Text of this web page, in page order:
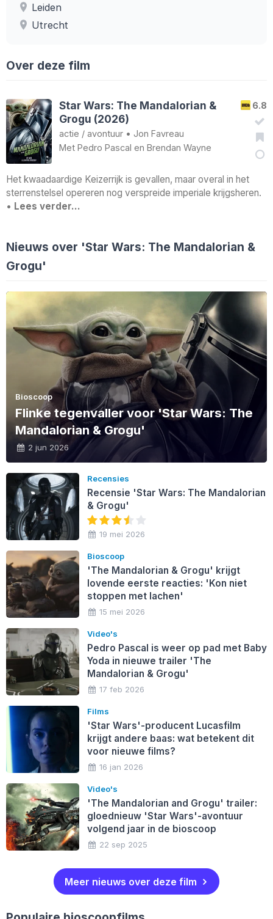
Leiden
Utrecht
Over deze film
6.8
Star Wars: The Mandalorian &
Grogu (2026)
actie / avontuur • Jon Favreau
Met Pedro Pascal en Brendan Wayne
Het kwaadaardige Keizerrijk is gevallen, maar overal in het
sterrenstelsel opereren nog verspreide imperiale krijgsheren.
• Lees verder…
Nieuws over 'Star Wars: The Mandalorian &
Grogu'
Bioscoop
Flinke tegenvaller voor 'Star Wars: The
Mandalorian & Grogu'
2 jun 2026
Recensies
Recensie 'Star Wars: The Mandalorian
& Grogu'
19 mei 2026
Bioscoop
'The Mandalorian & Grogu' krijgt
lovende eerste reacties: 'Kon niet
stoppen met lachen'
15 mei 2026
Video's
Pedro Pascal is weer op pad met Baby
Yoda in nieuwe trailer 'The
Mandalorian & Grogu'
17 feb 2026
Films
'Star Wars'-producent Lucasfilm
krijgt andere baas: wat betekent dit
voor nieuwe films?
16 jan 2026
Video's
'The Mandalorian and Grogu' trailer:
gloednieuw 'Star Wars'-avontuur
volgend jaar in de bioscoop
22 sep 2025
Meer nieuws over deze film